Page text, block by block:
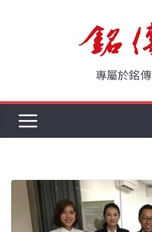
專屬於銘